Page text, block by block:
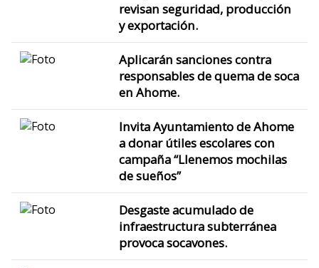
revisan seguridad, producción
y exportación.
Aplicarán sanciones contra
responsables de quema de soca
en Ahome.
Invita Ayuntamiento de Ahome
a donar útiles escolares con
campaña “Llenemos mochilas
de sueños”
Desgaste acumulado de
infraestructura subterránea
provoca socavones.